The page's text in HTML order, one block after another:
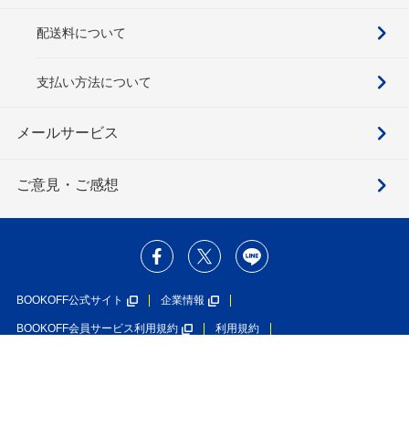
配送料について
支払い方法について
メールサービス
ご意見・ご感想
BOOKOFF公式サイト 企業情報
BOOKOFF会員サービス利用規約 利用規約